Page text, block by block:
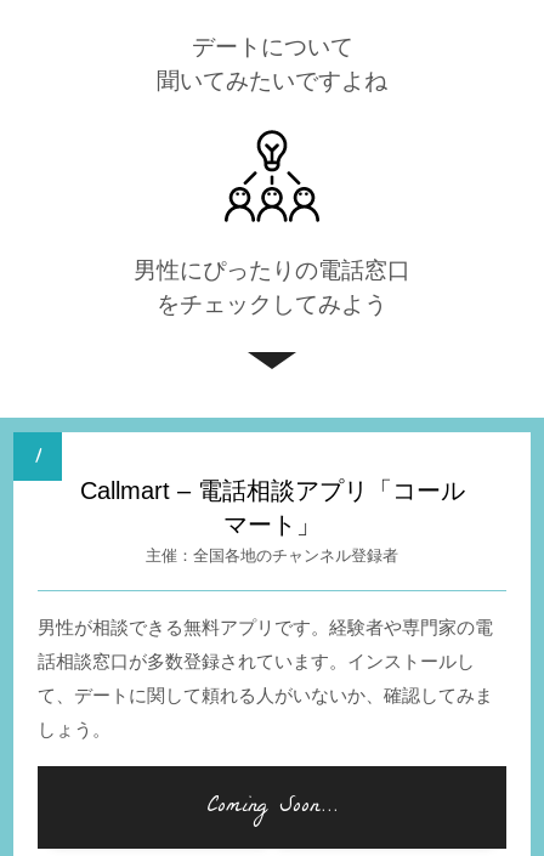
デートについて
聞いてみたいですよね
男性にぴったりの電話窓口
をチェックしてみよう
Callmart – 電話相談アプリ「コール
マート」
全国各地のチャンネル登録者
男性が相談できる無料アプリです。経験者や専門家の電
話相談窓口が多数登録されています。インストールし
て、デートに関して頼れる人がいないか、確認してみま
しょう。